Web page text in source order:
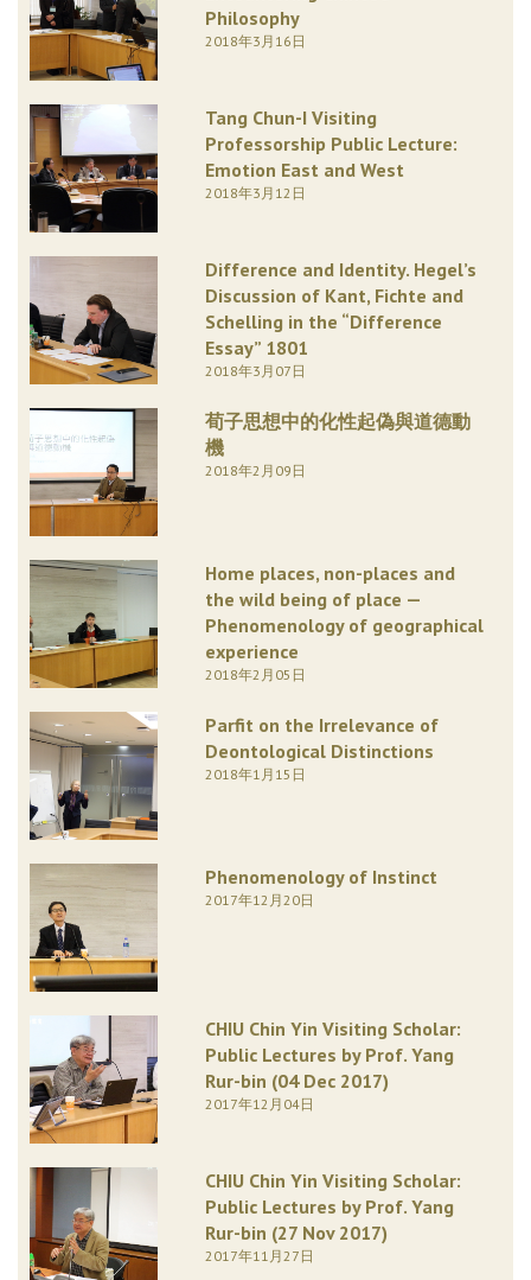
Philosophy
2018年3月16日
Tang Chun-I Visiting
Professorship Public Lecture:
Emotion East and West
2018年3月12日
Difference and Identity. Hegel’s
Discussion of Kant, Fichte and
Schelling in the “Difference
Essay” 1801
2018年3月07日
荀子思想中的化性起偽與道德動
機
2018年2月09日
Home places, non-places and
the wild being of place —
Phenomenology of geographical
experience
2018年2月05日
Parfit on the Irrelevance of
Deontological Distinctions
2018年1月15日
Phenomenology of Instinct
2017年12月20日
CHIU Chin Yin Visiting Scholar:
Public Lectures by Prof. Yang
Rur-bin (04 Dec 2017)
2017年12月04日
CHIU Chin Yin Visiting Scholar:
Public Lectures by Prof. Yang
Rur-bin (27 Nov 2017)
2017年11月27日